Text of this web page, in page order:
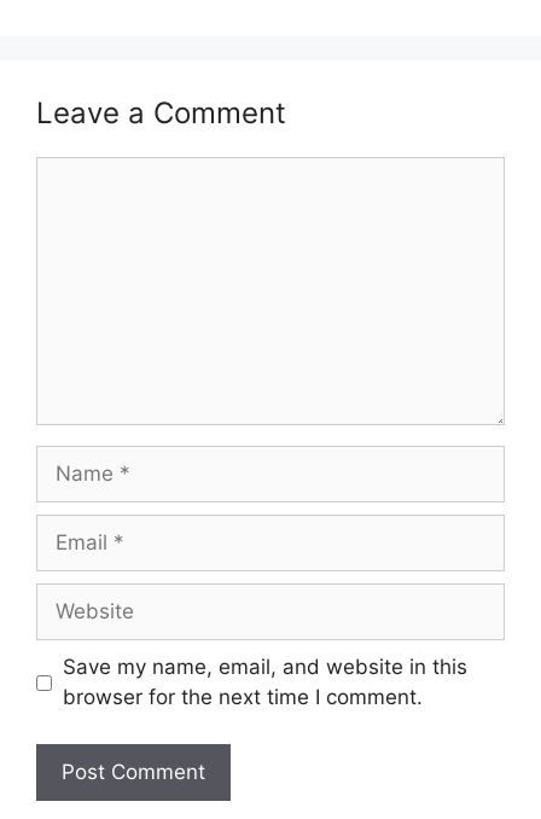
Leave a Comment
Name
Email
Website
Save my name, email, and website in this
browser for the next time I comment.